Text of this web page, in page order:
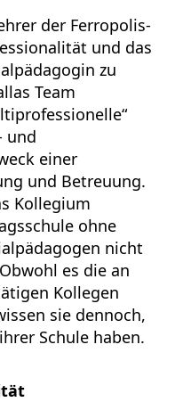
der Ferropolis-
und das
zu
Team
und
einer
und Betreuung.
Kollegium
ohne
nicht
es die an
Kollegen
sie dennoch,
Schule haben.